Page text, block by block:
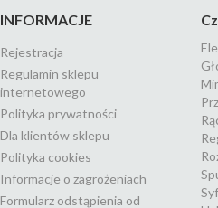
INFORMACJE
Rejestracja
Regulamin sklepu
internetowego
Polityka prywatności
Dla klientów sklepu
Polityka cookies
Informacje o zagrożeniach
Formularz odstąpienia od